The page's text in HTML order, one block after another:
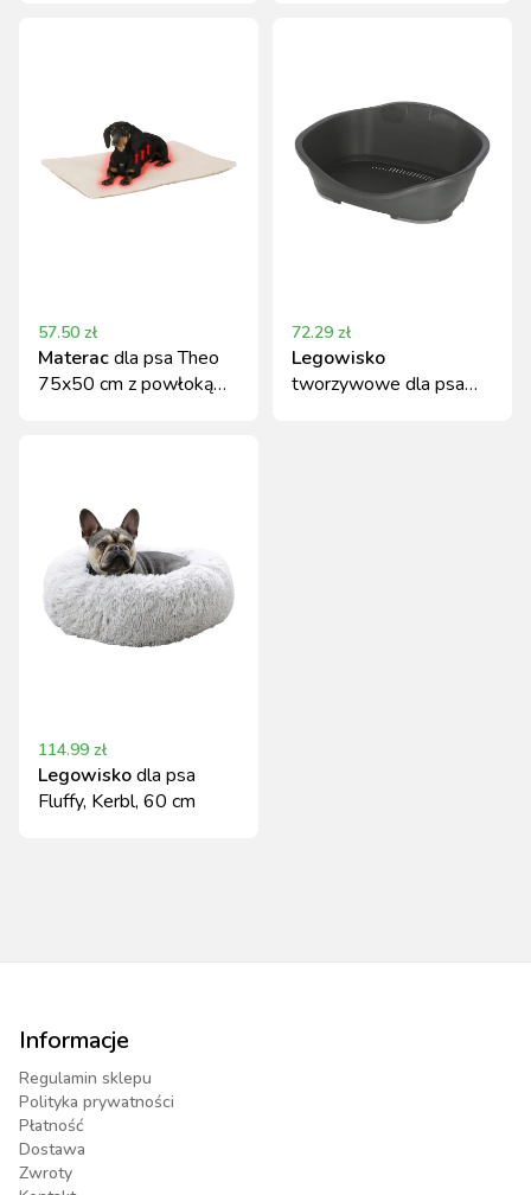
57.50 zł
Materacdla psa Theo
75x50 cm z powłoką
72.29 zł
Legowisko
tworzywowe dla psa
114.99 zł
Legowiskodla psa
Fluffy, Kerbl, 60 cm
Informacje
Regulamin sklepu
Polityka prywatności
Płatność
Dostawa
Zwroty